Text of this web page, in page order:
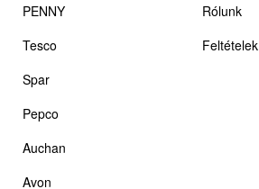
PENNY
Tesco
Spar
Pepco
Auchan
Avon
Rólunk